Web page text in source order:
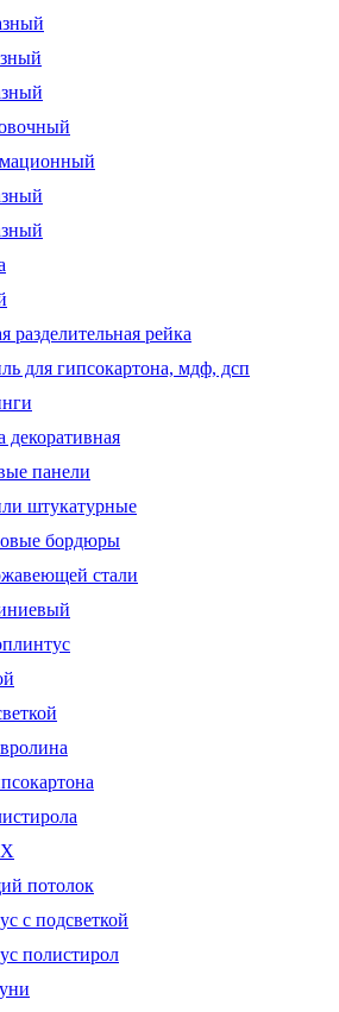
разделительная рейка
для гипсокартона, мдф, дсп
декоративная
панели
штукатурные
бордюры
стали
потолок
с подсветкой
полистирол